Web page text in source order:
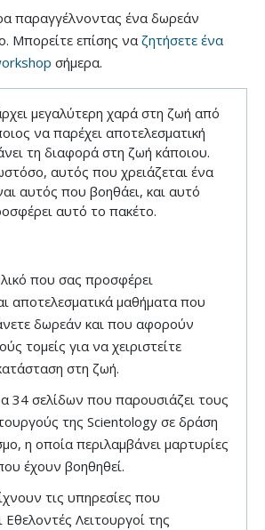
παραγγέλνοντας ένα δωρεάν
Μπορείτε επίσης ναζητήσετε ένα
σήμερα.
μεγαλύτερη χαρά στη ζωή από
να παρέχει αποτελεσματική
τη διαφορά στη ζωή κάποιου.
αυτός που χρειάζεται ένα
αυτός που βοηθάει, και αυτό
αυτό το πακέτο.
που σας προσφέρει
αποτελεσματικά μαθήματα που
δωρεάν και που αφορούν
τομείς για να χειριστείτε
στη ζωή.
34 σελίδων που παρουσιάζει τους
της Scientology σε δράση
η οποία περιλαμβάνει μαρτυρίες
έχουν βοηθηθεί.
τις υπηρεσίες που
Λειτουργοί της